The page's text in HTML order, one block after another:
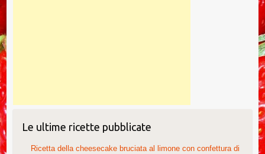
Le ultime ricette pubblicate
Ricetta della cheesecake bruciata al limone con confettura di